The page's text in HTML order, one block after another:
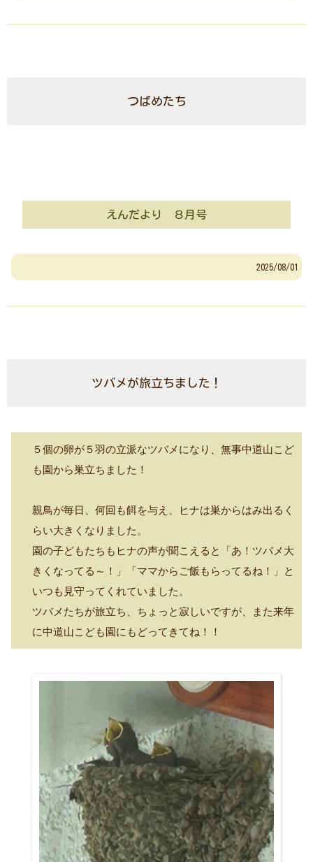
つばめたち
えんだより ８月号
2025/08/01
ツバメが旅立ちました！
５個の卵が５羽の立派なツバメになり、無事中道山こど
も園から巣立ちました！
親鳥が毎日、何回も餌を与え、ヒナは巣からはみ出るく
らい大きくなりました。
園の子どもたちもヒナの声が聞こえると「あ！ツバメ大
きくなってる～！」「ママからご飯もらってるね！」と
いつも見守ってくれていました。
ツバメたちが旅立ち、ちょっと寂しいですが、また来年
に中道山こども園にもどってきてね！！